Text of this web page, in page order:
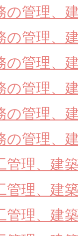
の管理、
の管理、
の管理、
の管理、
の管理、
の管理、
管理、建
管理、建
管理、建